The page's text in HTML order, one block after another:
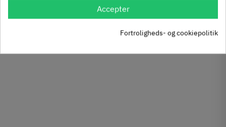
Accepter
Fortroligheds- og cookiepolitik